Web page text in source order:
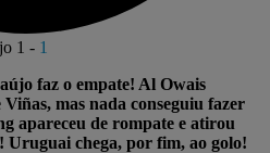
1 - 1
faz o empate! Al Owais
mas nada conseguiu fazer
apareceu de rompate e atirou
Uruguai chega, por fim, ao golo!